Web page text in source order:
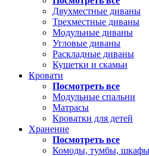
Двухместные диваны
Трехместные диваны
Модульные диваны
Угловые диваны
Раскладные диваны
Кушетки и скамьи
Кровати
Посмотреть все
Модульные спальни
Матрасы
Кроватки для детей
Хранение
Посмотреть все
Комоды, тумбы, шкафы